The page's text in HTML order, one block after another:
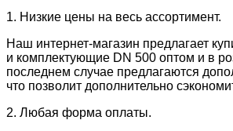
1. Низкие цены на весь ассортимент.
Наш интернет-магазин предлагает
и комплектующие DN 500 оптом и в
последнем случае предлагаются
что позволит дополнительно
2. Любая форма оплаты.